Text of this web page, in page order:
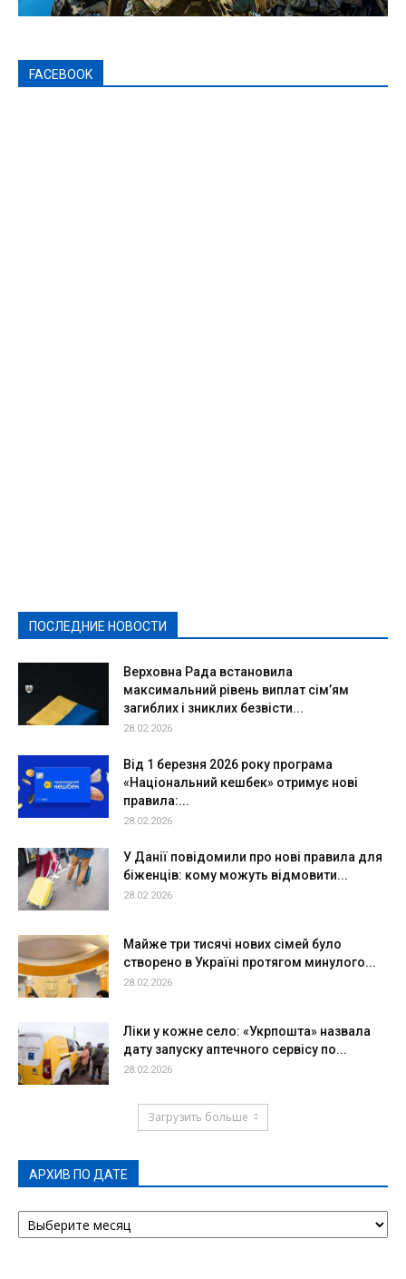
FACEBOOK
ПОСЛЕДНИЕ НОВОСТИ
Верховна Рада встановила
максимальний рівень виплат сім’ям
загиблих і зниклих безвісти...
28.02.2026
Від 1 березня 2026 року програма
«Національний кешбек» отримує нові
правила:...
28.02.2026
У Данії повідомили про нові правила для
біженців: кому можуть відмовити...
28.02.2026
Майже три тисячі нових сімей було
створено в Україні протягом минулого...
28.02.2026
Ліки у кожне село: «Укрпошта» назвала
дату запуску аптечного сервісу по...
28.02.2026
Загрузить больше
АРХИВ ПО ДАТЕ
АРХИВ
ПО